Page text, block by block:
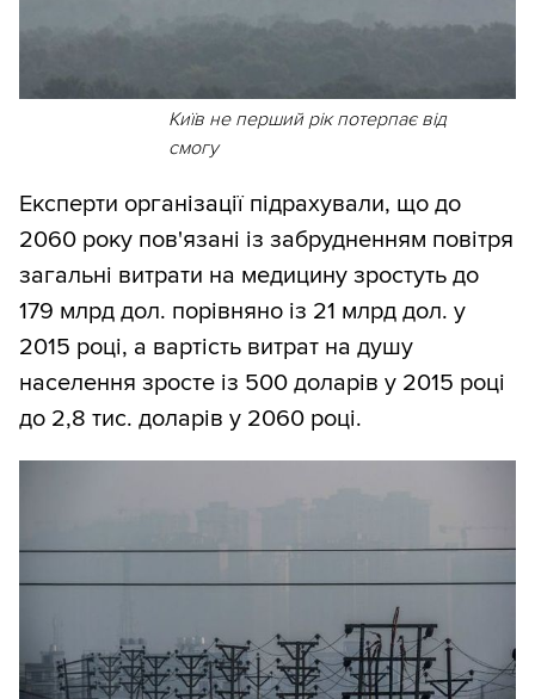
Київ не перший рік потерпає від
смогу
Експерти організації підрахували, що до
2060 року пов'язані із забрудненням повітря
загальні витрати на медицину зростуть до
179 млрд дол. порівняно із 21 млрд дол. у
2015 році, а вартість витрат на душу
населення зросте із 500 доларів у 2015 році
до 2,8 тис. доларів у 2060 році.